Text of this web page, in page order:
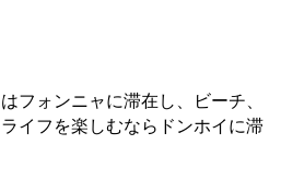
フォンニャに滞在し、ビーチ、
イフを楽しむならドンホイに滞